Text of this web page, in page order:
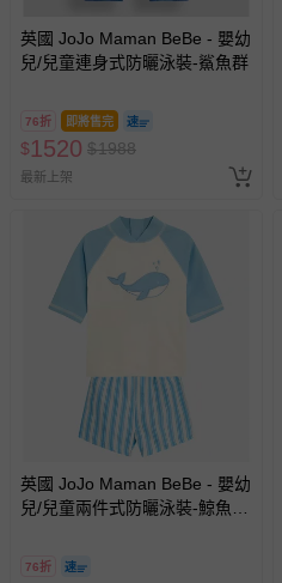
英國 JoJo Maman BeBe - 嬰幼
兒/兒童連身式防曬泳裝-鯊魚群
76折 即將售完
$1520 $1988
最新上架
英國 JoJo Maman BeBe - 嬰幼
兒/兒童兩件式防曬泳裝-鯨魚玩
76折